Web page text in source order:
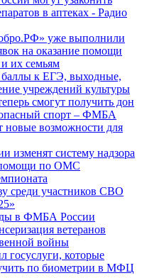
в аптеках - Радио
уже выполнили
на оказание помощи
их семьям
к ЕГЭ, выходные,
учреждений культуры
смогут получить дон
спорт – ФМБА
новые возможности для
изменят систему надзора
по ОМС
среди участников СВО
в ФМБА России
ветеранов
войны
госуслуги, которые
по биометрии в МФЦ